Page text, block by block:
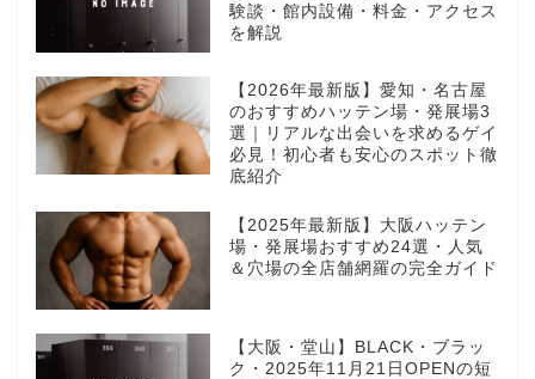
験談・館内設備・料金・アクセス
を解説
【2026年最新版】愛知・名古屋
のおすすめハッテン場・発展場3
選｜リアルな出会いを求めるゲイ
必見！初心者も安心のスポット徹
底紹介
【2025年最新版】大阪ハッテン
場・発展場おすすめ24選・人気
＆穴場の全店舗網羅の完全ガイド
【大阪・堂山】BLACK・ブラッ
ク・2025年11月21日OPENの短